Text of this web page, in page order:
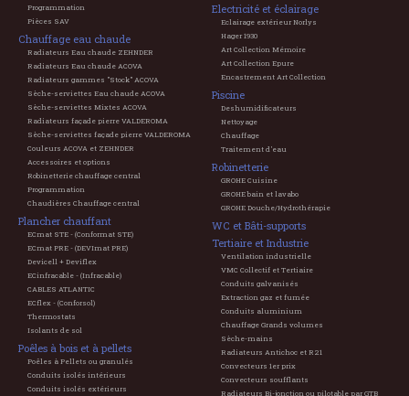
Programmation
Pièces SAV
Chauffage eau chaude
Radiateurs Eau chaude ZEHNDER
Radiateurs Eau chaude ACOVA
Radiateurs gammes "Stock" ACOVA
Sèche-serviettes Eau chaude ACOVA
Sèche-serviettes Mixtes ACOVA
Radiateurs façade pierre VALDEROMA
Sèche-serviettes façade pierre VALDEROMA
Couleurs ACOVA et ZEHNDER
Accessoires et options
Robinetterie chauffage central
Programmation
Chaudières Chauffage central
Plancher chauffant
ECmat STE - (Conformat STE)
ECmat PRE - (DEVImat PRE)
Devicell + Deviflex
ECinfracable - (Infracable)
CABLES ATLANTIC
ECflex - (Conforsol)
Thermostats
Isolants de sol
Poêles à bois et à pellets
Poêles à Pellets ou granulés
Conduits isolés intérieurs
Conduits isolés extérieurs
Electricité et éclairage
Eclairage extérieur Norlys
Hager 1930
Art Collection Mémoire
Art Collection Epure
Encastrement Art Collection
Piscine
Deshumidificateurs
Nettoyage
Chauffage
Traitement d'eau
Robinetterie
GROHE Cuisine
GROHE bain et lavabo
GROHE Douche/Hydrothérapie
WC et Bâti-supports
Tertiaire et Industrie
Ventilation industrielle
VMC Collectif et Tertiaire
Conduits galvanisés
Extraction gaz et fumée
Conduits aluminium
Chauffage Grands volumes
Sèche-mains
Radiateurs Antichoc et R21
Convecteurs 1er prix
Convecteurs soufflants
Radiateurs Bi-jonction ou pilotable par GTB